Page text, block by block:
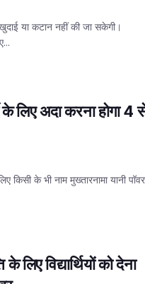
या कटान नहीं की जा सकेगी।
लिए अदा करना होगा 4
के भी नाम मुख्तारनामा यानी पॉवर
विद्यार्थियों को देना